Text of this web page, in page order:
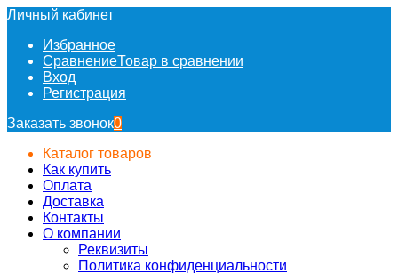
Личный кабинет
Избранное
СравнениеТовар в сравнении
Вход
Регистрация
Заказать звонок0
Каталог товаров
Как купить
Оплата
Доставка
Контакты
О компании
Реквизиты
Политика конфиденциальности